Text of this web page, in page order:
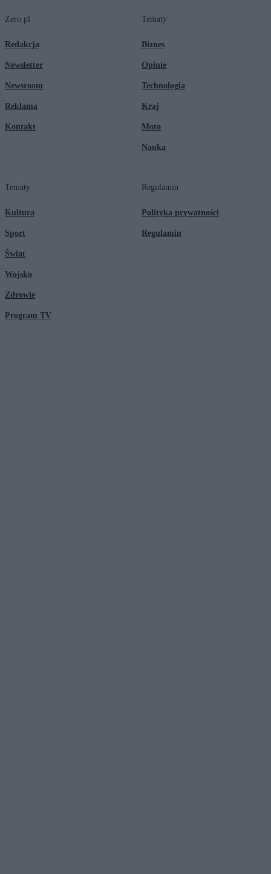
Zero.pl
Redakcja
Newsletter
Newsroom
Reklama
Kontakt
Tematy
Biznes
Opinie
Technologia
Kraj
Moto
Nauka
Tematy
Kultura
Sport
Świat
Wojsko
Zdrowie
Program TV
Regulamin
Polityka prywatności
Regulamin